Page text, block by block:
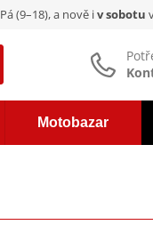
(9–18), a nově iv sobotu
Motobazar